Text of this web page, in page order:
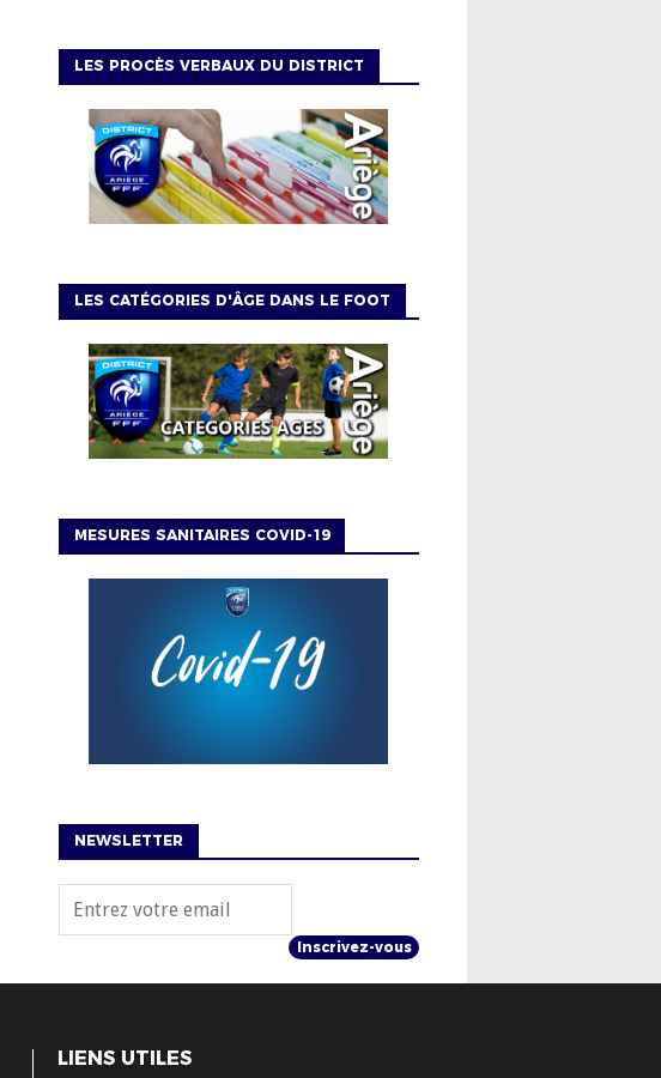
LES PROCÈS VERBAUX DU DISTRICT
LES CATÉGORIES D'ÂGE DANS LE FOOT
MESURES SANITAIRES COVID-19
NEWSLETTER
Inscrivez-vous
LIENS UTILES